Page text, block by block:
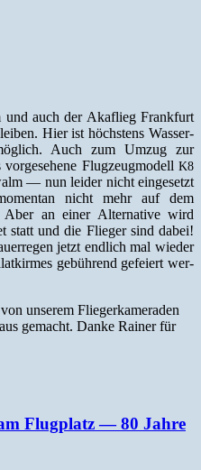
auch der Akaflieg Frank­furt
Hier ist höch­stens Wasser­
Auch zum Umzug zur
Flugzeug­mod­ell K8
— nun lei­der nicht einge­set­zt
nicht mehr auf dem
an ein­er Alter­na­tive wird
statt und die Flieger sind dabei!
jet­zt endlich mal wieder
gebührend gefeiert wer­
unserem Fliegerkam­er­aden
gemacht. Danke Rain­er für
Flugplatz — 80 Jahre